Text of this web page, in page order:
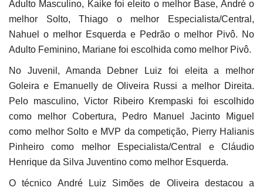
Adulto Masculino, Kaike foi eleito o melhor Base, André o
melhor Solto, Thiago o melhor Especialista/Central,
Nahuel o melhor Esquerda e Pedrão o melhor Pivô. No
Adulto Feminino, Mariane foi escolhida como melhor Pivô.
No Juvenil, Amanda Debner Luiz foi eleita a melhor
Goleira e Emanuelly de Oliveira Russi a melhor Direita.
Pelo masculino, Victor Ribeiro Krempaski foi escolhido
como melhor Cobertura, Pedro Manuel Jacinto Miguel
como melhor Solto e MVP da competição, Pierry Halianis
Pinheiro como melhor Especialista/Central e Cláudio
Henrique da Silva Juventino como melhor Esquerda.
O técnico André Luiz Simões de Oliveira destacou a